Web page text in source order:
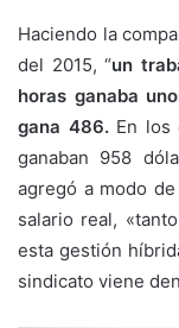
Haciendo la
del 2015, “un
horas ganaba
gana 486.En los
ganaban 958
agregó a modo
salario real,
esta gestión
sindicato viene